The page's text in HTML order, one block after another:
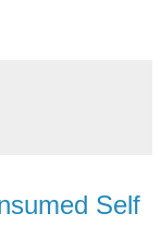
Self